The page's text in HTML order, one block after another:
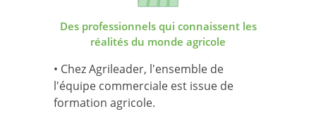
Des professionnels qui connaissent les
réalités du monde agricole
• Chez Agrileader, l'ensemble de
l'équipe commerciale est issue de
formation agricole.